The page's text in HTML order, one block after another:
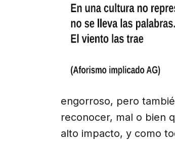
engorroso, pero
reconocer, mal o bien
alto impacto, y como